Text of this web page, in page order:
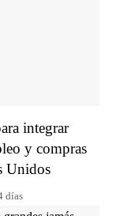
integrar
y compras
Unidos
días